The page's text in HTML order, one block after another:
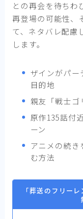
との再会を待ちわ
再登場の可能性、
て、ネタバレ配慮
します。
ザインがパー
目的地
親友「戦士ゴ
原作135話付
ーン
アニメの続
む方法
「葬送のフリー